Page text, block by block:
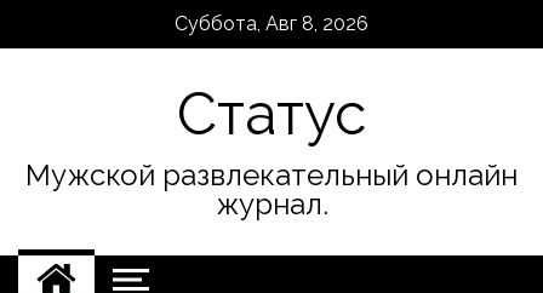
Суббота, Авг 8, 2026
Статус
Мужской развлекательный онлайн
журнал.